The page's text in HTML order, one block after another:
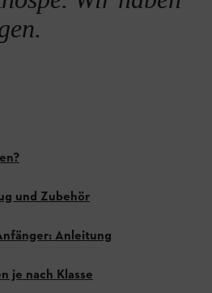
und Zubehör
Anleitung
je nach Klasse